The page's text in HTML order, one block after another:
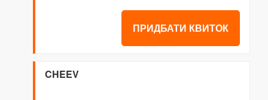
ПРИДБАТИ КВИТОК
CHEEV